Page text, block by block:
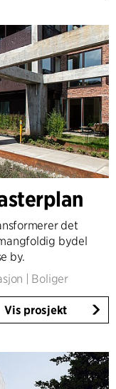
det
bydel
by.
Boliger
Vis prosjekt